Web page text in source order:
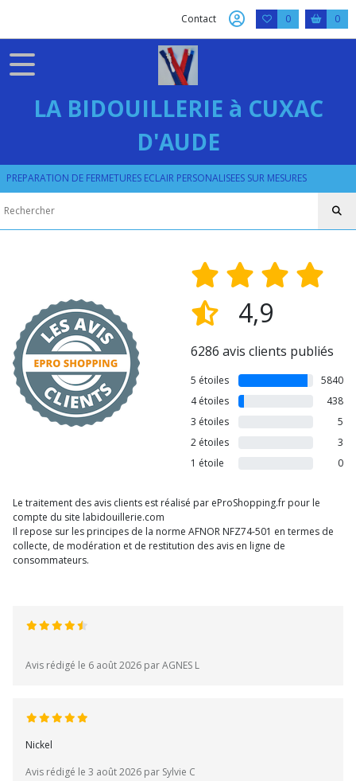
Contact 0 0
LA BIDOUILLERIE à CUXAC
D'AUDE
PREPARATION DE FERMETURES ECLAIR PERSONALISEES SUR MESURES
4,9
6286 avis clients publiés
5 étoiles
5840
4 étoiles
438
3 étoiles
5
2 étoiles
3
1 étoile
0
Le traitement des avis clients est réalisé par eProShopping.fr pour le
compte du site labidouillerie.com
Il repose sur les principes de la norme AFNOR NFZ74-501 en termes de
collecte, de modération et de restitution des avis en ligne de
consommateurs.
Avis rédigé le 6 août 2026 par AGNES L
Nickel
Avis rédigé le 3 août 2026 par Sylvie C